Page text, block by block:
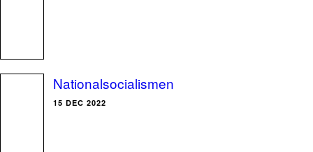
Nationalsocialismen
15 DEC 2022